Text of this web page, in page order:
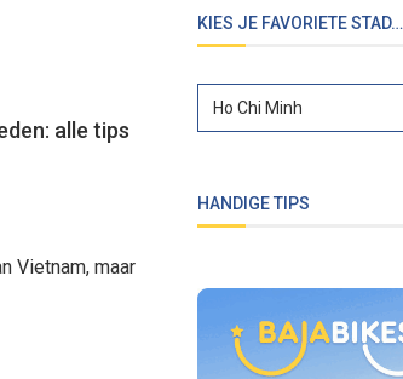
alle tips
Vietnam, maar
KIES JE FAVORIETE STAD…
HANDIGE TIPS